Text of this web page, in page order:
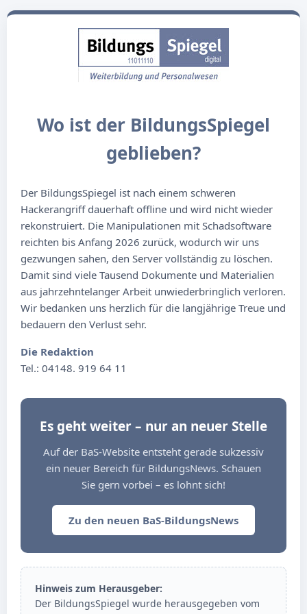
Wo ist der BildungsSpiegel
geblieben?
Der BildungsSpiegel ist nach einem schweren
Hackerangriff dauerhaft offline und wird nicht wieder
rekonstruiert. Die Manipulationen mit Schadsoftware
reichten bis Anfang 2026 zurück, wodurch wir uns
gezwungen sahen, den Server vollständig zu löschen.
Damit sind viele Tausend Dokumente und Materialien
aus jahrzehntelanger Arbeit unwiederbringlich verloren.
Wir bedanken uns herzlich für die langjährige Treue und
bedauern den Verlust sehr.
Die Redaktion
Tel.: 04148. 919 64 11
Es geht weiter – nur an neuer Stelle
Auf der BaS-Website entsteht gerade sukzessiv
ein neuer Bereich für BildungsNews. Schauen
Sie gern vorbei – es lohnt sich!
Zu den neuen BaS-BildungsNews
Hinweis zum Herausgeber:
Der BildungsSpiegel wurde herausgegeben vom